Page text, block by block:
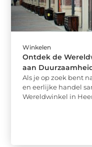
Winkelen
Ontdek de
aan
Als je op zoek bent
en eerlijke handel
Wereldwinkel in